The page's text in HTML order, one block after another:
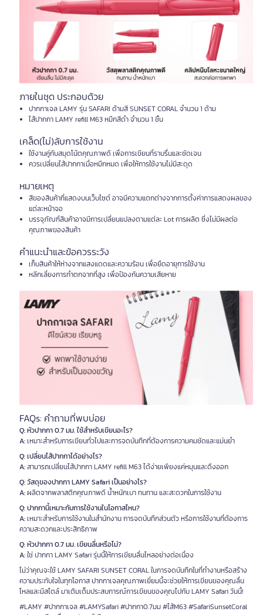
ภายในชุด ประกอบด้วย
ปากกาเจล LAMY รุ่น SAFARI ด้ามสี SUNSET CORAL จำนวน 1 ด้าม
ไส้ปากกา LAMY refill M63 หมึกสีดำ จำนวน 1 ชิ้น
เคล็ด(ไม่)ลับการใช้งาน
ใช้งานคู่กับสมุดโน้ตคุณภาพดี เพื่อการเขียนที่ราบรื่นและชัดเจน
ควรเปลี่ยนไส้ปากกาเมื่อหมึกหมด เพื่อให้การใช้งานไม่มีสะดุด
หมายเหตุ
สีของสินค้าที่แสดงบนเว็บไซต์ อาจมีความแตกต่างจากการตั้งค่าการแสดงผลของ
แต่ละหน้าจอ
บรรจุภัณฑ์สินค้าอาจมีการเปลี่ยนแปลงตามแต่ละ Lot การผลิต ซึ่งไม่มีผลต่อ
คุณภาพของสินค้า
คำแนะนำและข้อควรระวัง
เก็บสินค้าให้ห่างจากแสงแดดและความร้อน เพื่อยืดอายุการใช้งาน
หลีกเลี่ยงการทำตกจากที่สูง เพื่อป้องกันความเสียหาย
FAQs: คำถามที่พบบ่อย
Q: หัวปากกา 0.7 มม. ใช้สำหรับเขียนอะไร?
A:เหมาะสำหรับการเขียนทั่วไปและการจดบันทึกที่ต้องการความคมชัดและแม่นยำ
Q: เปลี่ยนไส้ปากกาได้อย่างไร?
A:สามารถเปลี่ยนไส้ปากกา LAMY refill M63 ได้ง่ายเพียงแค่หมุนและดึงออก
Q: วัสดุของปากกา LAMY Safari เป็นอย่างไร?
A:ผลิตจากพลาสติกคุณภาพดี น้ำหนักเบา ทนทาน และสะดวกในการใช้งาน
Q: ปากกานี้เหมาะกับการใช้งานในโอกาสไหน?
A:เหมาะสำหรับการใช้งานในสำนักงาน การจดบันทึกส่วนตัว หรือการใช้งานที่ต้องการ
ความสะดวกและประสิทธิภาพ
Q: หัวปากกา 0.7 มม. เขียนลื่นหรือไม่?
A:ใช่ ปากกา LAMY Safari รุ่นนี้ให้การเขียนลื่นไหลอย่างต่อเนื่อง
ไม่ว่าคุณจะใช้ LAMY SAFARI SUNSET CORAL ในการจดบันทึกในที่ทำงานหรือสร้าง
ความประทับใจในทุกโอกาส ปากกาเจลคุณภาพเยี่ยมนี้จะช่วยให้การเขียนของคุณลื่น
ไหลและมีสไตล์ มาเติมเต็มประสบการณ์การเขียนของคุณไปกับ LAMY Safari วันนี้!
#LAMY #ปากกาเจล #LAMYSafari #ปากกา0.7มม #ไส้M63 #SafariSunsetCoral